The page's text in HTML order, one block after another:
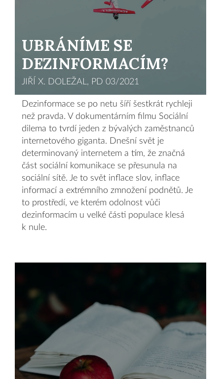
UBRÁNÍME SE
DEZINFORMACÍM?
JIŘÍ X. DOLEŽAL, PD 03/2021
Dezinformace se po netu šíří šestkrát rychleji
než pravda. V dokumentárním ﬁlmu Sociální
dilema to tvrdí jeden z bývalých zaměstnanců
internetového giganta. Dnešní svět je
determinovaný internetem a tím, že značná
část sociální komunikace se přesunula na
sociální sítě. Je to svět inﬂace slov, inﬂace
informací a extrémního zmnožení podnětů. Je
to prostředí, ve kterém odolnost vůči
dezinformacím u velké části populace klesá
k nule.